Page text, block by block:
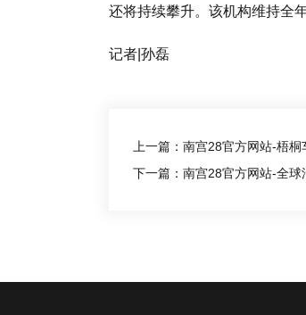
还将持续攀升。该机构维持全
记者|孙磊
上一篇：南宫28官方网站-梧
下一篇：南宫28官方网站-全球